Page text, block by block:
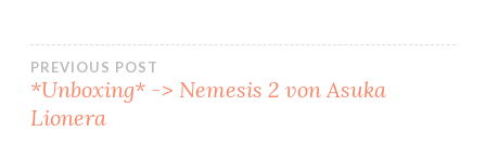
Beitragsnavigation
PREVIOUS POST
*Unboxing* -> Nemesis 2 von Asuka
Lionera